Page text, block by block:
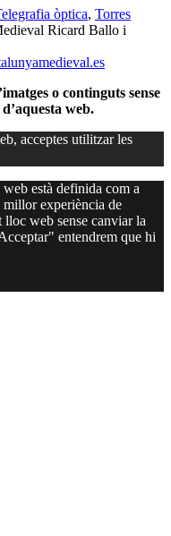
òptica, Torres
Ricard Ballo i
o continguts sense
web.
acceptes utilitzar les
està definida com a
experiència de
web sense canviar la
entendrem que hi